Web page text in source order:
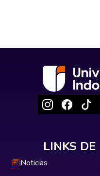
LINKS DE
Noticias